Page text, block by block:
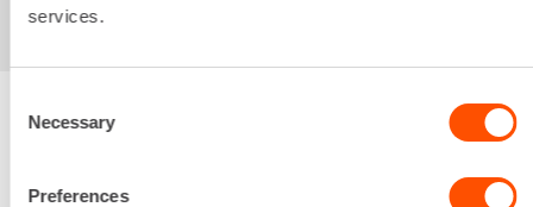
services.
Selection
Necessary
Preferences